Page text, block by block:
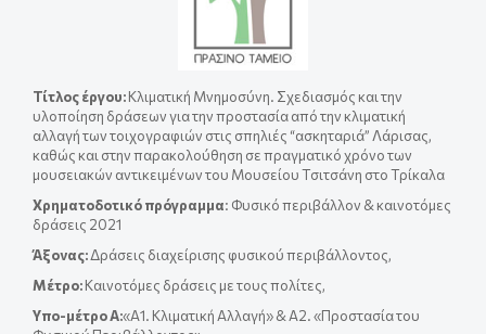
Τίτλος έργου:Κλιματική Μνημοσύνη. Σχεδιασμός και την
υλοποίηση δράσεων για την προστασία από την κλιματική
αλλαγή των τοιχογραφιών στις σπηλιές “ασκηταριά” Λάρισας,
καθώς και στην παρακολούθηση σε πραγματικό χρόνο των
μουσειακών αντικειμένων του Μουσείου Τσιτσάνη στο Τρίκαλα
Χρηματοδοτικό πρόγραμμα: Φυσικό περιβάλλον & καινοτόμες
δράσεις 2021
Άξονας:Δράσεις διαχείρισης φυσικού περιβάλλοντος,
Μέτρο:Καινοτόμες δράσεις με τους πολίτες,
Yπο-μέτρο A:«Α1. Κλιματική Αλλαγή» & A2. «Προστασία του